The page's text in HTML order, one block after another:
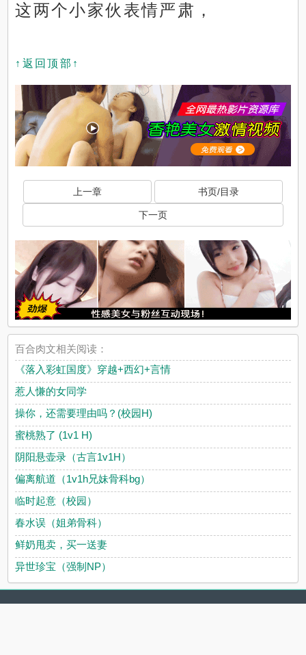
这两个小家伙表情严肃，
↑返回顶部↑
上一章 书页/目录
下一页
百合肉文相关阅读：
《落入彩虹国度》穿越+西幻+言情
惹人慊的女同学
操你，还需要理由吗？(校园H)
蜜桃熟了 (1v1 H)
阴阳悬壶录（古言1v1H）
偏离航道（1v1h兄妹骨科bg）
临时起意（校园）
春水误（姐弟骨科）
鲜奶甩卖，买一送妻
异世珍宝（强制NP）